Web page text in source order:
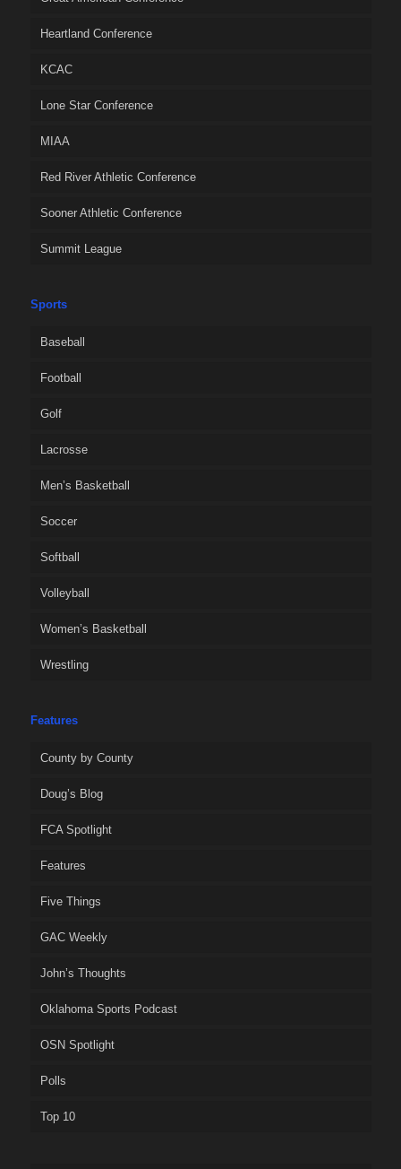
Heartland Conference
KCAC
Lone Star Conference
MIAA
Red River Athletic Conference
Sooner Athletic Conference
Summit League
Sports
Baseball
Football
Golf
Lacrosse
Men’s Basketball
Soccer
Softball
Volleyball
Women’s Basketball
Wrestling
Features
County by County
Doug’s Blog
FCA Spotlight
Features
Five Things
GAC Weekly
John’s Thoughts
Oklahoma Sports Podcast
OSN Spotlight
Polls
Top 10